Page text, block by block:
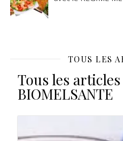
TOUS LES
Tous les
BIOMELSANTE